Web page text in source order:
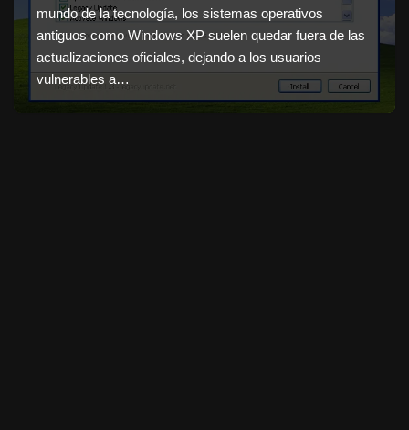
mundo de la tecnología, los sistemas operativos
antiguos como Windows XP suelen quedar fuera de las
actualizaciones oficiales, dejando a los usuarios
vulnerables a…